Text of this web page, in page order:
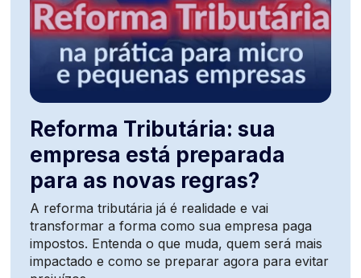
Reforma Tributária: sua
empresa está preparada
para as novas regras?
A reforma tributária já é realidade e vai
transformar a forma como sua empresa paga
impostos. Entenda o que muda, quem será mais
impactado e como se preparar agora para evitar